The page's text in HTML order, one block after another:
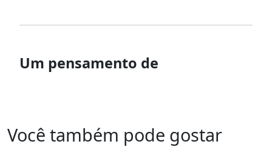
Um pensamento de
Você também pode gostar